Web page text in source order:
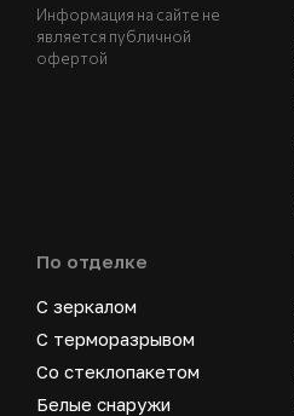
Информация на сайте не
является публичной
офертой
По отделке
С зеркалом
С терморазрывом
Со стеклопакетом
Белые снаружи